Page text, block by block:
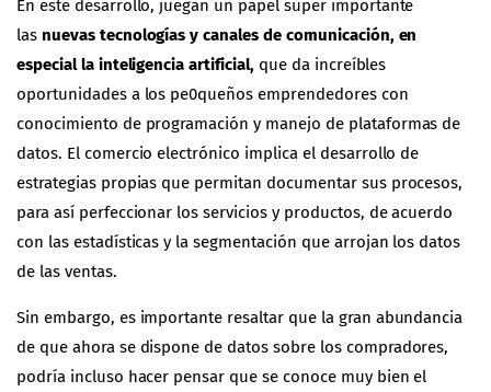
En este desarrollo, juegan un papel super importante
las nuevas tecnologías y canales de comunicación, en
especial la inteligencia artificial,que da increíbles
oportunidades a los pe0queños emprendedores con
conocimiento de programación y manejo de plataformas de
datos. El comercio electrónico implica el desarrollo de
estrategias propias que permitan documentar sus procesos,
para así perfeccionar los servicios y productos, de acuerdo
con las estadísticas y la segmentación que arrojan los datos
de las ventas.
Sin embargo, es importante resaltar que la gran abundancia
de que ahora se dispone de datos sobre los compradores,
podría incluso hacer pensar que se conoce muy bien el